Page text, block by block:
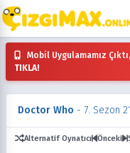
Mobil Uygulamamız
TIKLA!
Doctor Who - 7. Sezon
Alternatif Oynatıcı Önceki